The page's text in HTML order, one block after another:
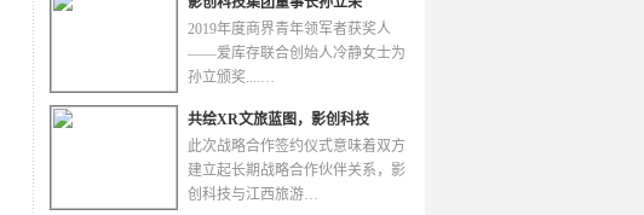
2019年度商界青年领军者获奖人
——爱库存联合创始人冷静女士为
孙立颁奖....…
共绘XR文旅蓝图，影创科技
此次战略合作签约仪式意味着双方
建立起长期战略合作伙伴关系，影
创科技与江西旅游…